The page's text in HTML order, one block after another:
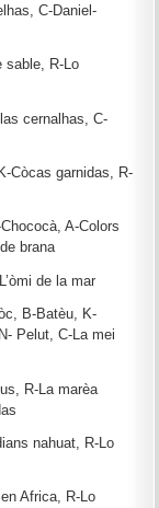
C-Daniel-
sable, R-Lo
cernalhas, C-
Còcas garnidas, R-
A-Colors
brana
de la mar
B-Batèu, K-
Pelut, C-La mei
R-La marèa
nahuat, R-Lo
Africa, R-Lo